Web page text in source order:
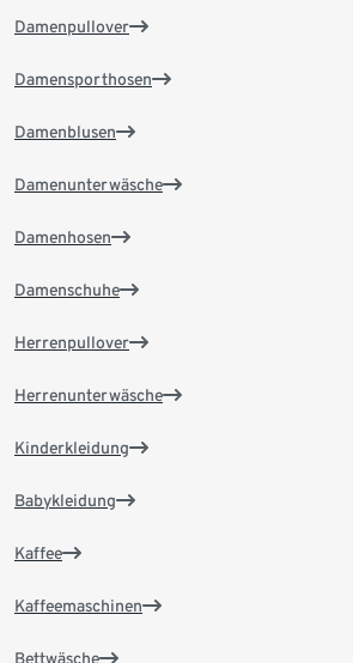
Damenpullover
Damensporthosen
Damenblusen
Damenunterwäsche
Damenhosen
Damenschuhe
Herrenpullover
Herrenunterwäsche
Kinderkleidung
Babykleidung
Kaffee
Kaffeemaschinen
Bettwäsche